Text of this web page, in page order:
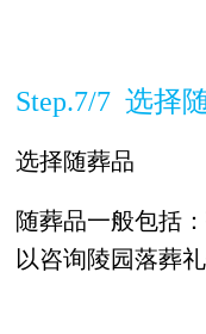
Step.7/7 选择
选择随葬品
随葬品一般包括
以咨询陵园落葬礼